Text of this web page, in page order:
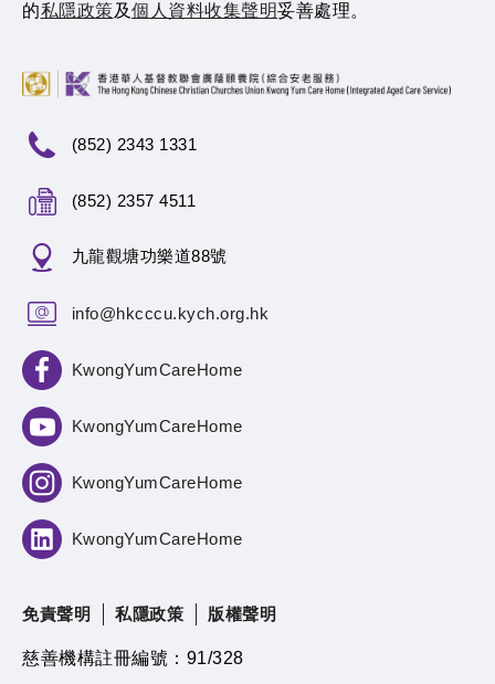
的私隱政策及個人資料收集聲明妥善處理。
(852) 2343 1331
(852) 2357 4511
九龍觀塘功樂道88號
info@hkcccu.kych.org.hk
KwongYumCareHome
KwongYumCareHome
KwongYumCareHome
KwongYumCareHome
免責聲明 私隱政策 版權聲明
慈善機構註冊編號：91/328